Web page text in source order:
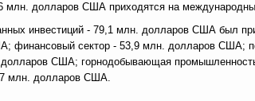
млн. долларов США приходятся на
инвестиций - 79,1 млн. долларов США был
финансовый сектор - 53,9 млн. долларов США;
США; горнодобывающая
млн. долларов США.